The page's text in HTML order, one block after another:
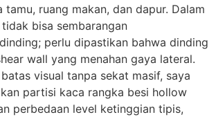
tamu, ruang makan, dan dapur. Dalam
bisa sembarangan
perlu dipastikan bahwa dinding
wall yang menahan gaya lateral.
visual tanpa sekat masif, saya
partisi kaca rangka besi hollow
perbedaan level ketinggian tipis,